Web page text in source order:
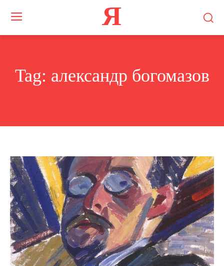
Я
Tag: александр богомазов